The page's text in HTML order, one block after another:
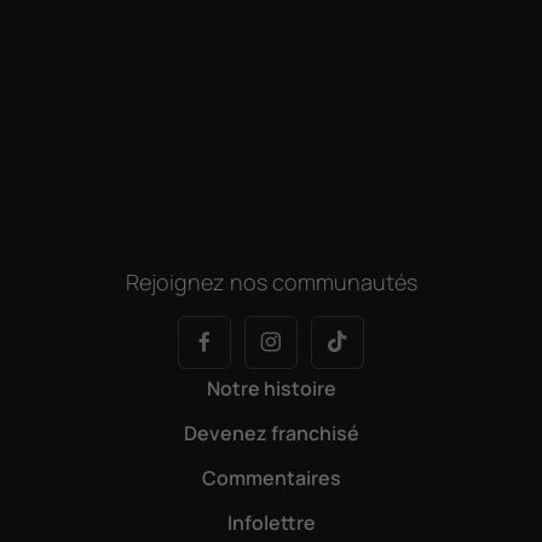
Rejoignez nos communautés
Notre histoire
Devenez franchisé
Commentaires
Infolettre